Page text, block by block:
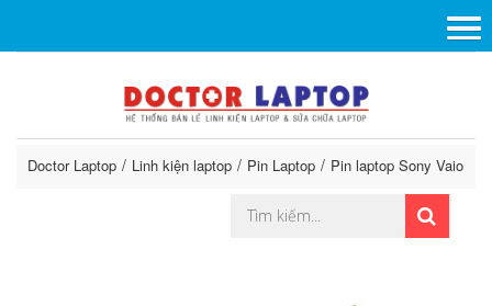
Doctor Laptop Linh kiện laptop Pin Laptop Pin laptop Sony Vaio